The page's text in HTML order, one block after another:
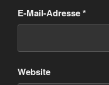
E-Mail-Adresse*
Website